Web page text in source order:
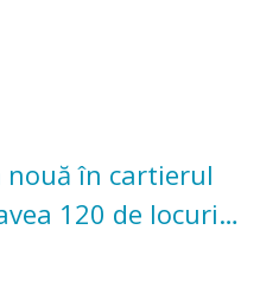
nouă în cartierul
120 de locuri